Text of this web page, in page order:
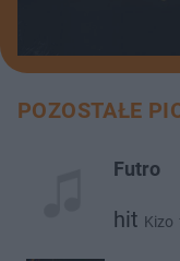
POZOSTAŁE
Futro
hit Kizo